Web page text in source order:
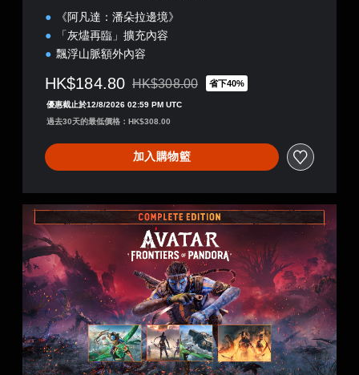
《阿凡達：潘朵拉邊境》
「灰燼再臨」擴充內容
飄浮山脈額外內容
HK$184.80 折扣前原價為HK$308.00
HK$308.00 省下40%
優惠截止於12/8/2026 02:59 PM UTC
過去30天的最低價格：HK$308.00
加入購物籃
完
版